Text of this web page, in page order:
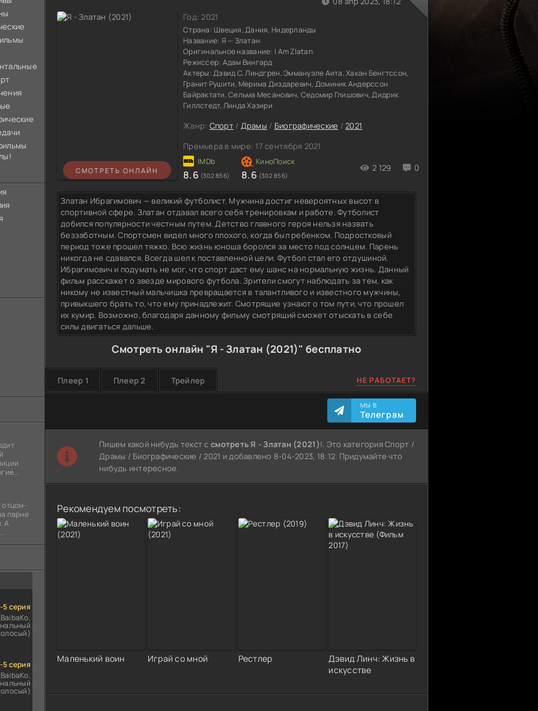
отцом-
парне
А
5 серия
5 серия
СМОТРЕТЬ ОНЛАЙН
Год:2021
Страна: Швеция, Дания, Нидерланды
Название: Я — Златан
Оригинальное название: I Am Zlatan
Режиссер: Адам Вингард
Актеры:Дэвид С. Линдгрен, Эммануэле Аита, Хакан Бенгтссон,
Гранит Рушити, Мерима Диздаревич, Доминик Андерссон
Байрактати, Сельма Месанович, Седомир Глишович, Дидрик
Гиллстедт, Линда Хазири
Жанр: Спорт/ Драмы / Биографические /2021
Премьера в мире: 17 сентября 2021
8.6 (302 856) 8.6 (302 856)
2 129 0
Златан Ибрагимович — великий футболист. Мужчина достиг невероятных высот в
спортивной сфере. Златан отдавал всего себя тренировкам и работе. Футболист
добился популярности честным путем. Детство главного героя нельзя назвать
беззаботным. Спортсмен видел много плохого, когда был ребенком. Подростковый
период тоже прошел тяжко. Всю жизнь юноша боролся за место под солнцем. Парень
никогда не сдавался. Всегда шел к поставленной цели. Футбол стал его отдушиной.
Ибрагимович и подумать не мог, что спорт даст ему шанс на нормальную жизнь. Данный
фильм расскажет о звезде мирового футбола. Зрители смогут наблюдать за тем, как
никому не известный мальчишка превращается в талантливого и известного мужчины,
привыкшего брать то, что ему принадлежит. Смотрящие узнают о том пути, что прошел
их кумир. Возможно, благодаря данному фильму смотрящий сможет отыскать в себе
силы двигаться дальше.
Смотреть онлайн "Я - Златан (2021)" бесплатно
Плеер 1 Плеер 2 Трейлер НЕ РАБОТАЕТ?
МЫ В
Телеграм
Пишем какой нибудь текст ссмотреть Я - Златан (2021)!. Это категория Спорт /
Драмы / Биографические / 2021 и добавлено 8-04-2023, 18:12. Придумайте что
нибудь интересное.
Рекомендуем посмотреть:
Маленький воин Играй со мной Рестлер
Дэвид Линч: Жизнь в
искусстве